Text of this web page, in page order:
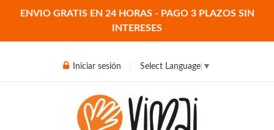
ENVIO GRATIS EN 24 HORAS - PAGO 3 PLAZOS SIN
INTERESES
Iniciar sesión Select Language ▼